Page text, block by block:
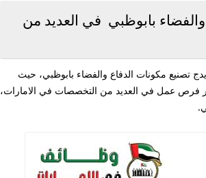
بابوظبي في العديد من
تصنيع مكونات الدفاع والفضاء بابوظبي، حيث
فرص عمل في العديد من التخصصات في الامارات،